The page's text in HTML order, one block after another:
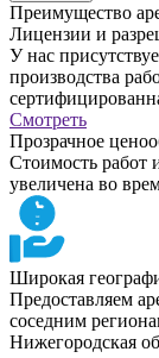
Преимущество
Лицензии и
У нас
производства
Смотреть
Прозрачное
Стоимость работ
увеличена во
Широкая
Предоставляем
соседним
Нижегородская